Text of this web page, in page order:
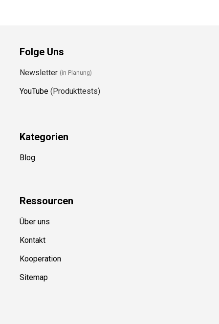
Folge Uns
Newsletter (in Planung)
YouTube (Produkttests)
Kategorien
Blog
Ressourcen
Über uns
Kontakt
Kooperation
Sitemap